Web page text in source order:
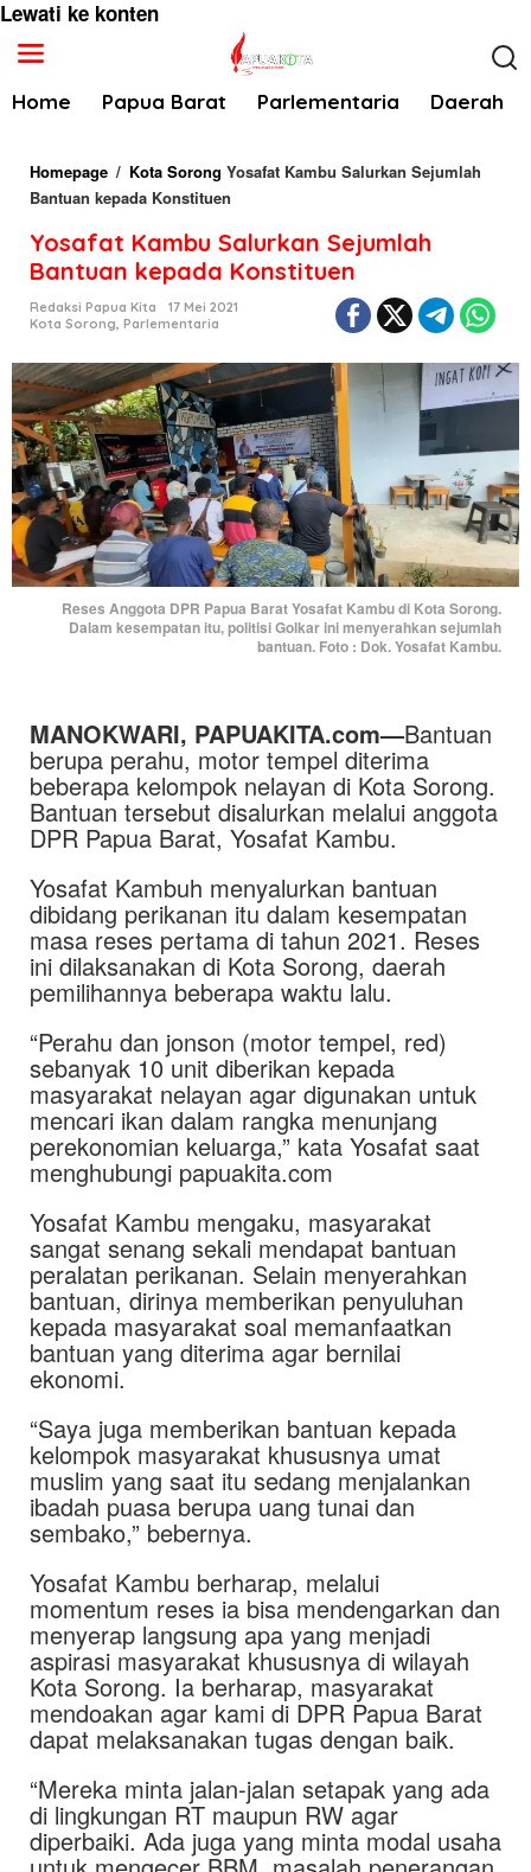
Lewati ke konten
Home Papua Barat Parlementaria Daerah
Homepage / Kota Sorong Yosafat Kambu Salurkan Sejumlah
Bantuan kepada Konstituen
Yosafat Kambu Salurkan Sejumlah
Bantuan kepada Konstituen
Redaksi Papua Kita
17 Mei 2021
Kota Sorong, Parlementaria
Reses Anggota DPR Papua Barat Yosafat Kambu di Kota Sorong.
Dalam kesempatan itu, politisi Golkar ini menyerahkan sejumlah
bantuan. Foto : Dok. Yosafat Kambu.
MANOKWARI, PAPUAKITA.com—Bantuan
berupa perahu, motor tempel diterima
beberapa kelompok nelayan di Kota Sorong.
Bantuan tersebut disalurkan melalui anggota
DPR Papua Barat, Yosafat Kambu.
Yosafat Kambuh menyalurkan bantuan
dibidang perikanan itu dalam kesempatan
masa reses pertama di tahun 2021. Reses
ini dilaksanakan di Kota Sorong, daerah
pemilihannya beberapa waktu lalu.
“Perahu dan jonson (motor tempel, red)
sebanyak 10 unit diberikan kepada
masyarakat nelayan agar digunakan untuk
mencari ikan dalam rangka menunjang
perekonomian keluarga,” kata Yosafat saat
menghubungi papuakita.com
Yosafat Kambu mengaku, masyarakat
sangat senang sekali mendapat bantuan
peralatan perikanan. Selain menyerahkan
bantuan, dirinya memberikan penyuluhan
kepada masyarakat soal memanfaatkan
bantuan yang diterima agar bernilai
ekonomi.
“Saya juga memberikan bantuan kepada
kelompok masyarakat khususnya umat
muslim yang saat itu sedang menjalankan
ibadah puasa berupa uang tunai dan
sembako,” bebernya.
Yosafat Kambu berharap, melalui
momentum reses ia bisa mendengarkan dan
menyerap langsung apa yang menjadi
aspirasi masyarakat khususnya di wilayah
Kota Sorong. Ia berharap, masyarakat
mendoakan agar kami di DPR Papua Barat
dapat melaksanakan tugas dengan baik.
“Mereka minta jalan-jalan setapak yang ada
di lingkungan RT maupun RW agar
diperbaiki. Ada juga yang minta modal usaha